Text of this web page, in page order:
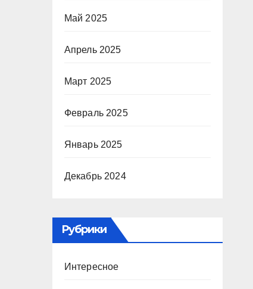
Май 2025
Апрель 2025
Март 2025
Февраль 2025
Январь 2025
Декабрь 2024
Рубрики
Интересное